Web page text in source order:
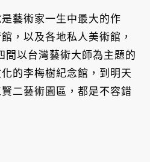
藝術家一生中最大的作
，以及各地私人美術館，
間以台灣藝術大師為主題的
的李梅樹紀念館，到明天
二藝術園區，都是不容錯